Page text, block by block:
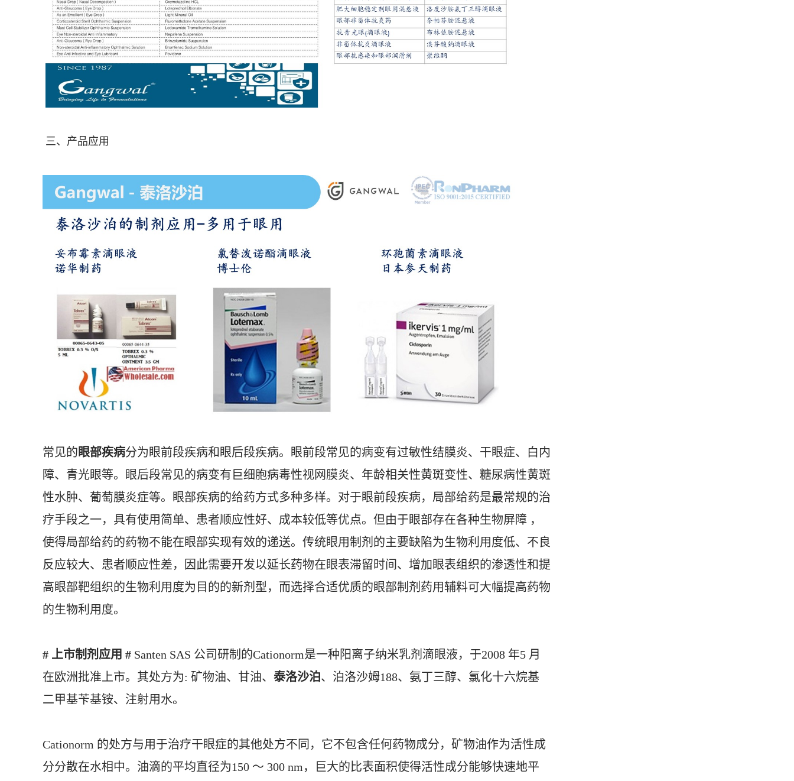
三、产品应用
常见的眼部疾病分为眼前段疾病和眼后段疾病。眼前段常见的病变有过敏性结膜炎、干眼症、白内
障、青光眼等。眼后段常见的病变有巨细胞病毒性视网膜炎、年龄相关性黄斑变性、糖尿病性黄斑
性水肿、葡萄膜炎症等。眼部疾病的给药方式多种多样。对于眼前段疾病，局部给药是最常规的治
疗手段之一，具有使用简单、患者顺应性好、成本较低等优点。但由于眼部存在各种生物屏障 ，
使得局部给药的药物不能在眼部实现有效的递送。传统眼用制剂的主要缺陷为生物利用度低、不良
反应较大、患者顺应性差，因此需要开发以延长药物在眼表滞留时间、增加眼表组织的渗透性和提
高眼部靶组织的生物利用度为目的的新剂型，而选择合适优质的眼部制剂药用辅料可大幅提高药物
的生物利用度。
# 上市制剂应用 # Santen SAS 公司研制的Cationorm是一种阳离子纳米乳剂滴眼液，于2008 年5 月
在欧洲批准上市。其处方为: 矿物油、甘油、 泰洛沙泊、泊洛沙姆188、氨丁三醇、氯化十六烷基
二甲基苄基铵、注射用水。
Cationorm 的处方与用于治疗干眼症的其他处方不同，它不包含任何药物成分，矿物油作为活性成
分分散在水相中。油滴的平均直径为150 ～ 300 nm，巨大的比表面积使得活性成分能够快速地平